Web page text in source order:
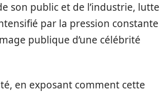
son public et de l’industrie, lutte
par la pression constante
publique d’une célébrité
en exposant comment cette